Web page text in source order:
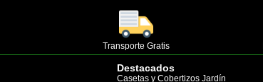
Transporte Gratis
Destacados
Casetas y Cobertizos Jardín